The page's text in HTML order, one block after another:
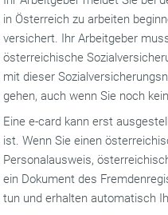
in Österreich zu arbeiten
versichert. Ihr Arbeitgeber
österreichische
mit dieser
gehen, auch wenn Sie noch
Eine e-card kann erst
ist. Wenn Sie einen
Personalausweis,
ein Dokument des
tun und erhalten automatisch